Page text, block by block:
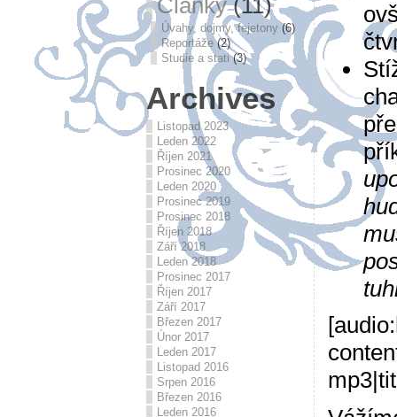
Články(11)
Úvahy, dojmy, fejetony (6)
Reportáže(2)
Studie a stati(3)
Archives
Listopad 2023
Leden 2022
Říjen 2021
Prosinec 2020
Leden 2020
Prosinec 2019
Prosinec 2018
Říjen 2018
Září 2018
Leden 2018
Prosinec 2017
Říjen 2017
Září 2017
Březen 2017
Únor 2017
Leden 2017
Listopad 2016
Srpen 2016
Březen 2016
Leden 2016